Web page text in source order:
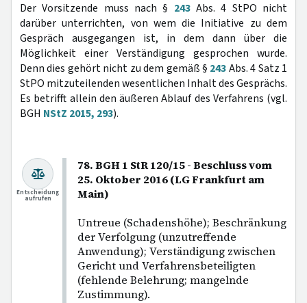
Der Vorsitzende muss nach § 243Abs. 4 StPO nicht
darüber unterrichten, von wem die Initiative zu dem
Gespräch ausgegangen ist, in dem dann über die
Möglichkeit einer Verständigung gesprochen wurde.
Denn dies gehört nicht zu dem gemäß § 243Abs. 4 Satz 1
StPO mitzuteilenden wesentlichen Inhalt des Gesprächs.
Es betrifft allein den äußeren Ablauf des Verfahrens (vgl.
BGH NStZ 2015, 293).
78. BGH 1 StR 120/15 - Beschluss vom
25. Oktober 2016 (LG Frankfurt am
Main)
Untreue (Schadenshöhe); Beschränkung
der Verfolgung (unzutreffende
Anwendung); Verständigung zwischen
Gericht und Verfahrensbeteiligten
(fehlende Belehrung; mangelnde
Zustimmung).
Entscheidung
aufrufen